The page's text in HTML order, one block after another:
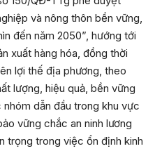
và nông thôn bền vững,
đến năm 2050”, hướng tới
xuất hàng hóa, đồng thời
lợi thế địa phương, theo
lượng, hiệu quả, bền vững
dẫn đầu trong khu vực
vững chắc an ninh lương
trọng trong việc ổn định kinh